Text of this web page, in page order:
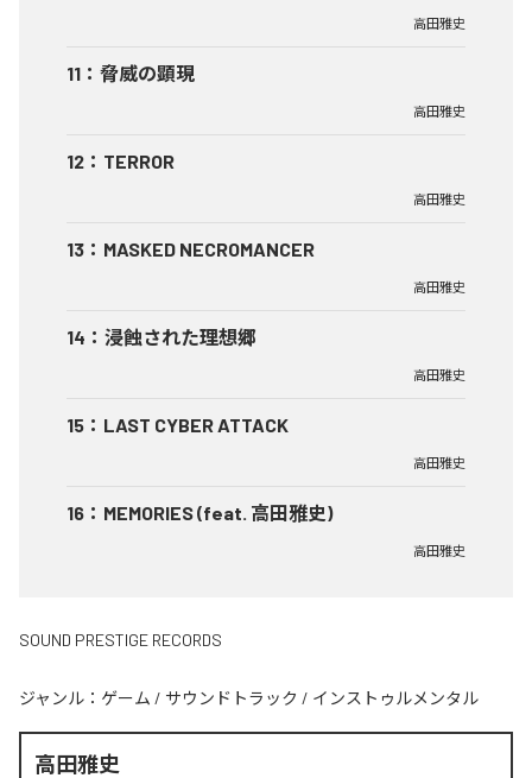
高田雅史
11 ： 脅威の顕現
高田雅史
12 ： TERROR
高田雅史
13 ： MASKED NECROMANCER
高田雅史
14 ： 浸蝕された理想郷
高田雅史
15 ： LAST CYBER ATTACK
高田雅史
16 ： MEMORIES (feat. 高田雅史)
高田雅史
SOUND PRESTIGE RECORDS
ジャンル： ゲーム / サウンドトラック / インストゥルメンタル
高田雅史